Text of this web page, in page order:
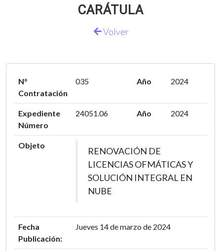
CARÁTULA
Volver
N°
Contratación
035 Año 2024
Expediente
Número
24051.06 Año 2024
Objeto
RENOVACIÓN DE
LICENCIAS OFMÁTICAS Y
SOLUCIÓN INTEGRAL EN
NUBE
Fecha
Publicación:
Jueves 14 de marzo de 2024